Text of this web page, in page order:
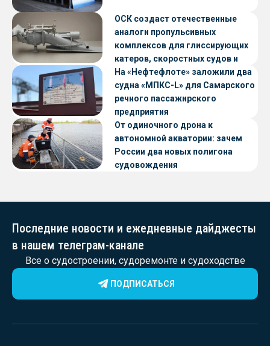
ОСК создаст отечественные
аналоги пропульсивных
комплексов для глиссирующих
катеров, скоростных судов и
судов с малой осадкой
На «Нефтефлоте» заложили два
судна «МПКС-L» для Самарского
речного пассажирского
предприятия
От одиночного дрона к
автономной акватории: зачем
России два новых полигона
судовождения
Последние новости и ежедневные дайджесты
в нашем телеграм-канале
Все о судостроении, судоремонте и судоходстве
ПОДПИСАТЬСЯ